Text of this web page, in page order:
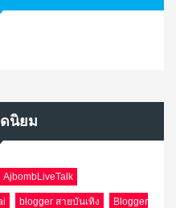
นิยม
AjbombLiveTalk
blogger สายบันเทิง Blogger